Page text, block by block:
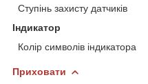
Ступінь захисту датчиків
Індикатор
Колір символів індикатора
Приховати